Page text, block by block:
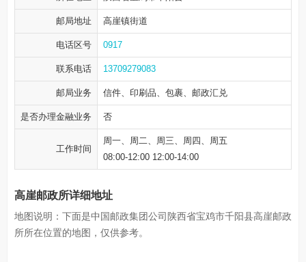
邮局地址 高崖镇街道
电话区号 0917
联系电话 13709279083
邮局业务 信件、印刷品、包裹、邮政汇兑
是否办理金融业务 否
工作时间
周一、周二、周三、周四、周五
08:00-12:00 12:00-14:00
高崖邮政所详细地址
地图说明：下面是中国邮政集团公司陕西省宝鸡市千阳县高崖邮政
所所在位置的地图，仅供参考。